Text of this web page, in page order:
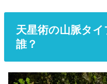
天星術の山脈タ
誰？